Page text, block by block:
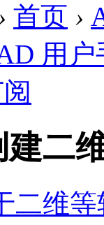
首页 ›
用户
建二
二维